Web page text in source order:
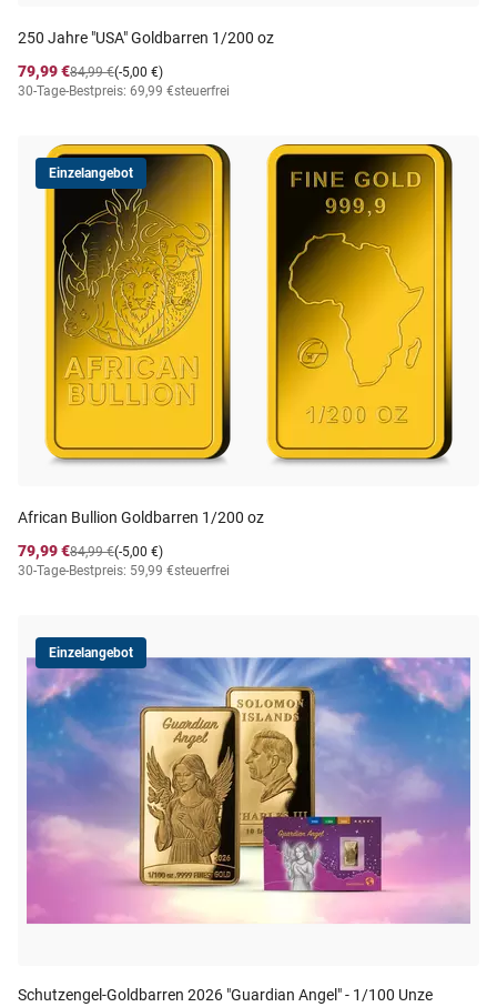
250 Jahre "USA" Goldbarren 1/200 oz
79,99 €
(-5,00 €)
84,99 €
30-Tage-Bestpreis: 69,99 €steuerfrei
Einzelangebot
African Bullion Goldbarren 1/200 oz
79,99 €
(-5,00 €)
84,99 €
30-Tage-Bestpreis: 59,99 €steuerfrei
Einzelangebot
Schutzengel-Goldbarren 2026 "Guardian Angel" - 1/100 Unze